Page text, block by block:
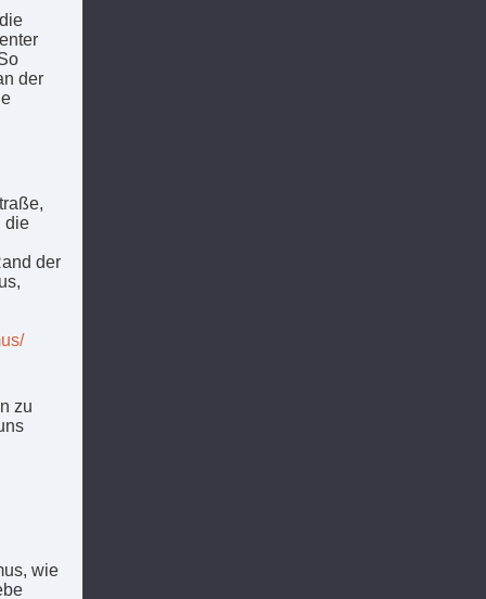
der
die
der
zu
wie